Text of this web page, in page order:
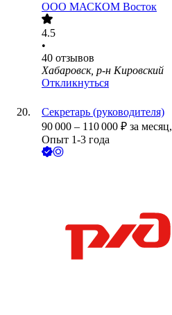
ООО МАСКОМ Восток
4.5
•
40 отзывов
Хабаровск, р-н Кировский
Откликнуться
Секретарь (руководителя)
90 000 – 110 000 ₽ за месяц,
Опыт 1-3 года